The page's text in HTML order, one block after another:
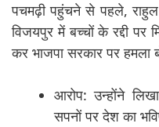
पचमढ़ी पहुंचने से पहले, राहुल
विजयपुर में बच्चों के रद्दी पर
कर भाजपा सरकार पर हमला
आरोप: उन्होंने
सपनों पर देश का